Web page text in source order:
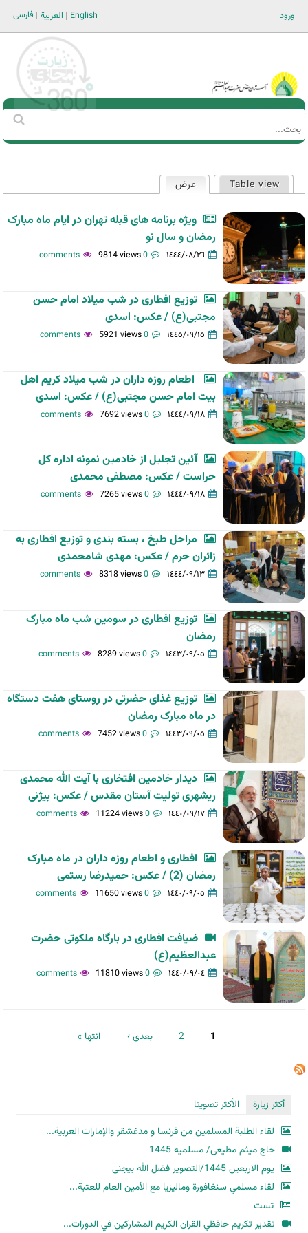
ورود فارسی العربية English
Main men-AR
استمارة
‏
الأساسية
Table view عرض
ویژه برنامه های قبله تهران در ایام ماه مبارک
رمضان و سال نو
١٤٤٤/٠٨/٢٦ 0 comments
9814 views
توزیع افطاری در شب میلاد امام حسن
مجتبی(ع) / عکس: اسدی
١٤٤٥/٠٩/١٥ 0 comments
5921 views
اطعام روزه داران در شب میلاد کریم اهل
بیت امام حسن مجتبی(ع) / عکس: اسدی
١٤٤٤/٠٩/١٨ 0 comments
7692 views
آئین تجلیل از خادمین نمونه اداره کل
حراست / عکس: مصطفی محمدی
١٤٤٤/٠٩/١٨ 0 comments
7265 views
مراحل طبخ ، بسته بندی و توزیع افطاری به
زائران حرم / عکس: مهدی شامحمدی
١٤٤٤/٠٩/١٣ 0 comments
8318 views
توزیع افطاری در سومین شب ماه مبارک
رمضان
١٤٤٣/٠٩/٠٥ 0 comments
8289 views
توزیع غذای حضرتی در روستای هفت دستگاه
در ماه مبارک رمضان
١٤٤٣/٠٩/٠٥ 0 comments
7452 views
دیدار خادمین افتخاری با آیت الله محمدی
ریشهری تولیت آستان مقدس / عکس: بیژنی
١٤٤٠/٠٩/١٧ 0 comments
11224 views
افطاری و اطعام روزه داران در ماه مبارک
رمضان (2) / عکس: حمیدرضا رستمی
١٤٤٠/٠٩/٠٥ 0 comments
11650 views
ضیافت افطاری در بارگاه ملکوتی حضرت
عبدالعظیم(ع)
١٤٤٠/٠٩/٠٤ 0 comments
11810 views
1
2 بعدی › انتها »
أكثر زيارة
الأكثر تصويتا
لقاء الطلبة المسلمين من فرنسا و مدغشقر والإمارات العربية...
حاج میثم مطیعی/ مسلمیه 1445
یوم الاربعین 1445/التصویر فضل الله بیجنی
لقاء مسلمي سنغافورة وماليزيا مع الأمين العام للعتبة...
تست
تقدير تكريم حافظي القران الكريم المشاركين في الدورات...